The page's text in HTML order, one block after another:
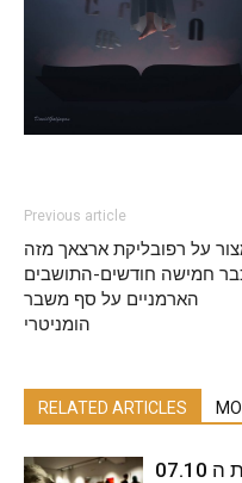
Previous article
על רפובליקת ארצאך מזה
חמישה חודשים-התושבים
הארמניים על סף משבר
הומניטרי
RELATED ARTICLES
תערוכה המוקדשת למתקפת ה 07.10